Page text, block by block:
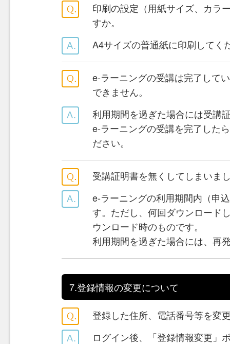
印刷の設定（用紙サイズ、カラ
すか。
A4サイズの普通紙に印刷してく
e-ラーニングの受講は完了して
できません。
利用期間を過ぎた場合には受講
e-ラーニングの受講を完了した
ださい。
受講証明書を無くしてしまいま
e-ラーニングの利用期間内（申
す。ただし、何回ダウンロード
ウンロード時のものです。
利用期間を過ぎた場合には、再
7.登録情報の変更について
登録した住所、電話番号等を変
ログイン後、「登録情報変更」